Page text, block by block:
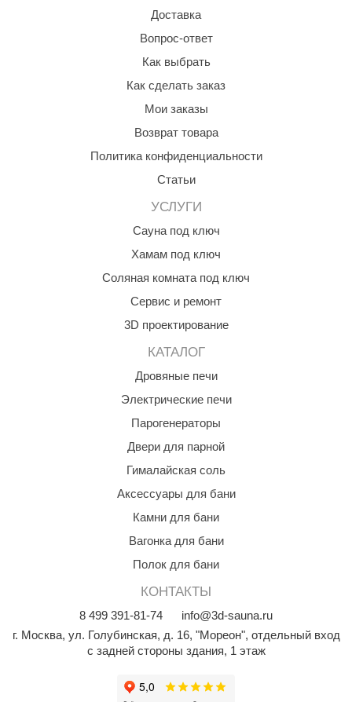
Доставка
Вопрос-ответ
Как выбрать
Как сделать заказ
Мои заказы
Возврат товара
Политика конфиденциальности
Статьи
УСЛУГИ
Сауна под ключ
Хамам под ключ
Соляная комната под ключ
Сервис и ремонт
3D проектирование
КАТАЛОГ
Дровяные печи
Электрические печи
Парогенераторы
Двери для парной
Гималайская соль
Аксессуары для бани
Камни для бани
Вагонка для бани
Полок для бани
КОНТАКТЫ
8 499 391-81-74
info@3d-sauna.ru
г. Москва, ул. Голубинская, д. 16, "Мореон", отдельный вход
с задней стороны здания, 1 этаж